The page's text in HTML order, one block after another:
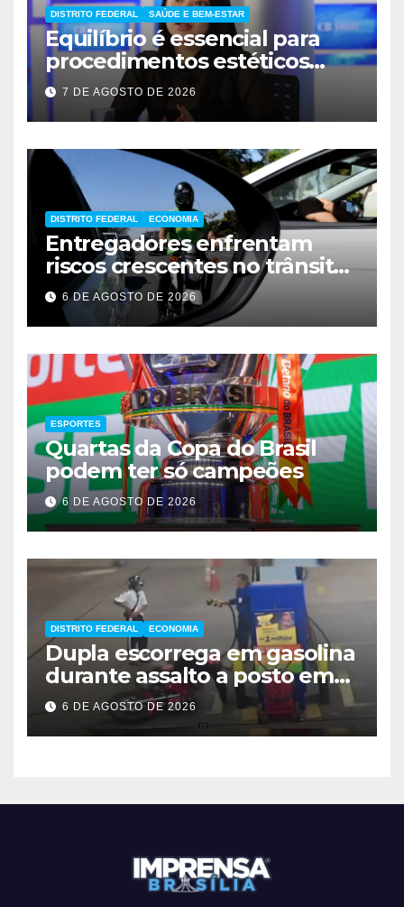
DISTRITO FEDERAL SAÚDE E BEM-ESTAR
Equilíbrio é essencial para
procedimentos estéticos
seguros
7 DE AGOSTO DE 2026
DISTRITO FEDERAL ECONOMIA
Entregadores enfrentam
riscos crescentes no trânsito
de Brasília
6 DE AGOSTO DE 2026
ESPORTES
Quartas da Copa do Brasil
podem ter só campeões
6 DE AGOSTO DE 2026
DISTRITO FEDERAL ECONOMIA
Dupla escorrega em gasolina
durante assalto a posto em
Ceilândia
6 DE AGOSTO DE 2026